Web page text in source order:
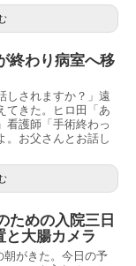
終わり病室へ移
しされますか？」遠
てきた。ヒロ田「あ
看護師「手術終わっ
。お父さんとお話し
ための入院三日
と大腸カメラ
朝がきた。今日の予